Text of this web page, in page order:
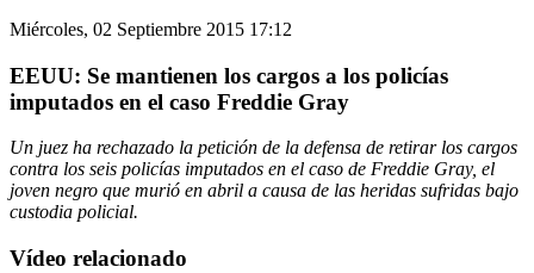
Miércoles, 02 Septiembre 2015 17:12
EEUU: Se mantienen los cargos a los policías
imputados en el caso Freddie Gray
Un juez ha rechazado la petición de la defensa de retirar los cargos
contra los seis policías imputados en el caso de Freddie Gray, el
joven negro que murió en abril a causa de las heridas sufridas bajo
custodia policial.
Vídeo relacionado